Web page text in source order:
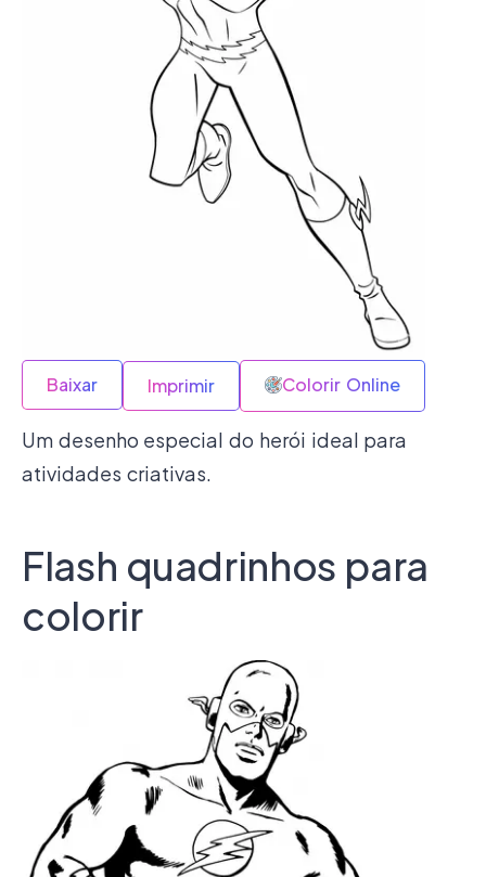
Baixar Imprimir Colorir Online
Um desenho especial do herói ideal para
atividades criativas.
Flash quadrinhos para
colorir